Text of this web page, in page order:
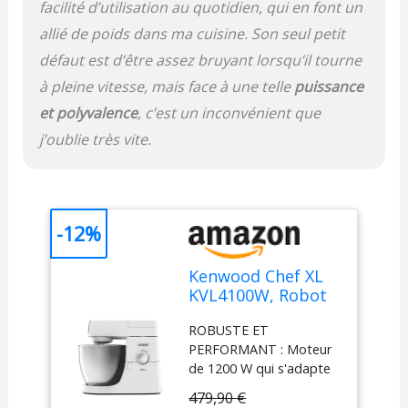
batteur K
facilité d’utilisation au quotidien, qui en font un
allié de poids dans ma cuisine. Son seul petit
défaut est d’être assez bruyant lorsqu’il tourne
à pleine vitesse, mais face à une tellepuissance
et polyvalence, c’est un inconvénient que
j’oublie très vite.
Kenwood Chef XL
KVL4100W, Robot
Crochets et Fouets
pour Pétrir, Idéal
pour Monter et
Mélanger, Bol de
ROBUSTE ET
PERFORMANT : Moteur
de 1200 W qui s'adapte
479,90 €
-12%